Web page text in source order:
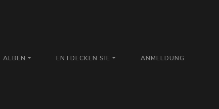
ALBEN ENTDECKEN SIE ANMELDUNG